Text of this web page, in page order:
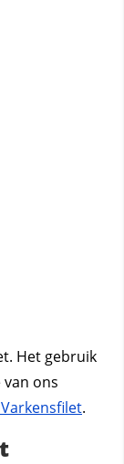
Het gebruik
ons
.